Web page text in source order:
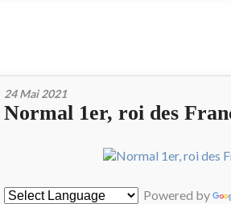
24 Mai 2021
Normal 1er, roi des
Powered by